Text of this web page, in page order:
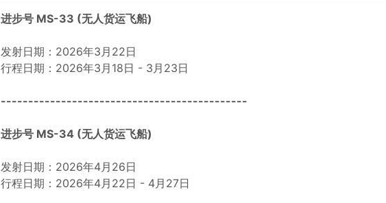
进步号 MS-33 (无人货运飞船)
发射日期：2026年3月22日
行程日期：2026年3月18日 - 3月23日
---------------------------------------------
进步号 MS-34 (无人货运飞船)
发射日期：2026年4月26日
行程日期：2026年4月22日 - 4月27日